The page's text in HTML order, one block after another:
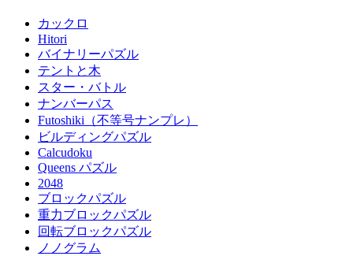
カックロ
Hitori
バイナリーパズル
テントと木
スター・バトル
ナンバーパス
Futoshiki（不等号ナンプレ）
ビルディングパズル
Calcudoku
Queens パズル
2048
ブロックパズル
重力ブロックパズル
回転ブロックパズル
ノノグラム